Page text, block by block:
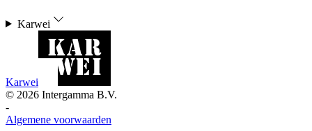
Karwei
Karwei
© 2026 Intergamma B.V.
-
Algemene voorwaarden